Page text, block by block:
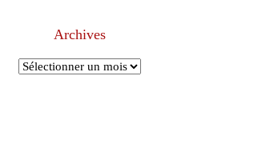
Archives
Archives